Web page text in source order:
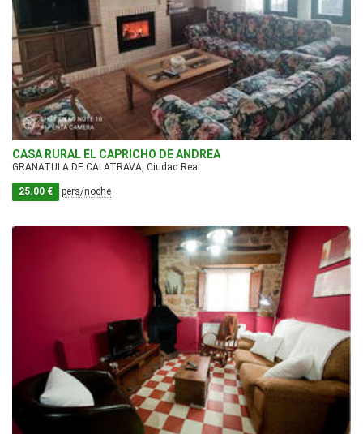
CASA RURAL EL CAPRICHO DE ANDREA
GRANATULA DE CALATRAVA, Ciudad Real
25.00 € pers/noche